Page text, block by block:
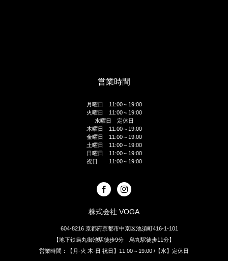
営業時間
月曜日 11:00～19:00
火曜日 11:00～19:00
水曜日 定休日
木曜日 11:00～19:00
金曜日 11:00～19:00
土曜日 11:00～19:00
日曜日 11:00～19:00
祝日 11:00～19:00
株式会社 VOGA
604-8216 京都府京都市中京区池須町416-1-101
【地下鉄烏丸御池駅徒歩9分 烏丸駅徒歩11分】
営業時間：【月-火 木-日 祝日】11:00～19:00 /【水】定休日